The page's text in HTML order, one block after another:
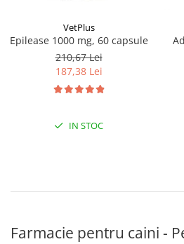
VetPlus
Epilease 1000 mg, 60 capsule
210,67 Lei
187,38 Lei
IN STOC
Farmacie pentru caini -